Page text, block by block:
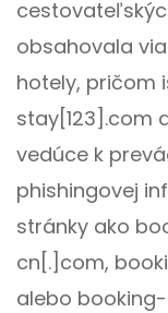
obsahovala
hotely, pričom
stay[123].com
vedúce k
phishingovej
stránky ako
cn[.]com,
alebo